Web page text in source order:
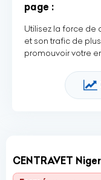
page :
Utilisez la force de
et son trafic de
promouvoir votre
CENTRAVET Niger